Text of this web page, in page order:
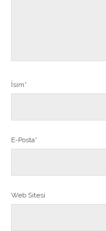
İsim*
E-Posta*
Web Sitesi